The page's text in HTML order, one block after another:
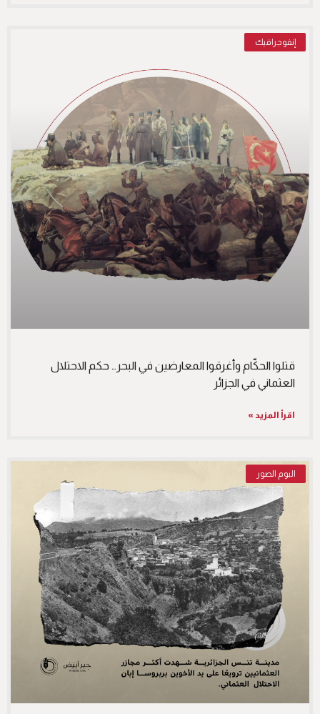
إنفوجرافيك
قتلوا الحكّام وأغرقوا المعارضين في البحر… حكم الاحتلال
العثماني في الجزائر
اقرأ المزيد »
البوم الصور